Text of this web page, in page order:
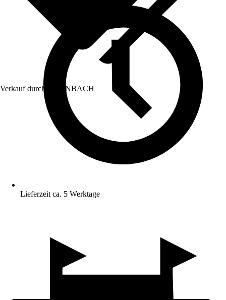
Verkauf durch: HORNBACH
Lieferzeit ca. 5 Werktage